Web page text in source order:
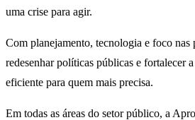
uma crise para agir.
Com planejamento, tecnologia e foco nas
redesenhar políticas públicas e fortalecer
eficiente para quem mais precisa.
Em todas as áreas do setor público, a